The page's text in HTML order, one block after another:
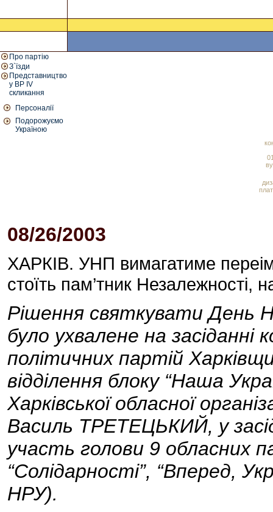
Про партію
З`їзди
Представництво
у ВР IV
скликання
Персоналії
Подорожуємо
Україною
08/26/2003
ХАРКІВ. УНП вимагатиме
стоїть пам’тник Незалежності,
Рішення святкувати День
було ухвалене на засіданні
політичних партій
відділення блоку “Наша
Харківської обласної
Василь ТРЕТЕЦЬКИЙ, у
участь голови 9 обласних
“Солідарності”, “Вперед,
НРУ).